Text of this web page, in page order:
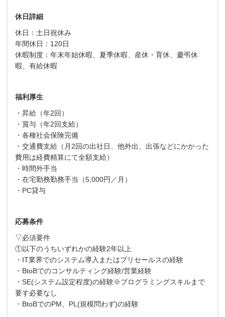
休日詳細
休日：土日祝休み
年間休日：120日
休暇制度：年末年始休暇、夏季休暇、産休・育休、慶弔休
暇、有給休暇
福利厚生
・昇給（年2回）
・賞与（年2回支給）
・各種社会保険完備
・交通費支給（月2回の出社日、他外出、出張などにかかった
費用は経費精算にて全額支給）
・時間外手当
・在宅勤務勤務手当（5,000円／月）
・PC貸与
応募条件
▽必須要件
①以下のうちいずれかの経験2年以上
・IT業界でのシステム導入またはプリセールスの経験
・BtoBでのコンサルティング経験/営業経験
・SE(システム設定程度)の経験※プログラミングスキルまで
要す必要なし
・BtoBでのPM、PL(規模問わず)の経験